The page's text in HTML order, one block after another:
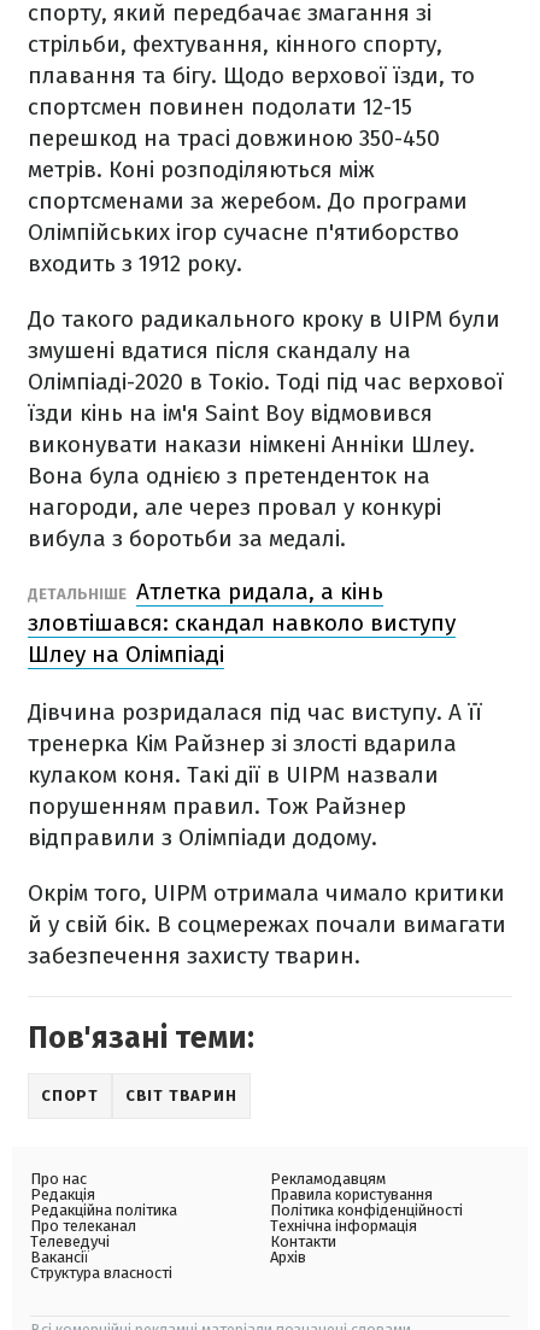
спорту, який передбачає змагання зі
стрільби, фехтування, кінного спорту,
плавання та бігу. Щодо верхової їзди, то
спортсмен повинен подолати 12-15
перешкод на трасі довжиною 350-450
метрів. Коні розподіляються між
спортсменами за жеребом. До програми
Олімпійських ігор сучасне п'ятиборство
входить з 1912 року.
До такого радикального кроку в UIPM були
змушені вдатися після скандалу на
Олімпіаді-2020 в Токіо. Тоді під час верхової
їзди кінь на ім'я Saint Boy відмовився
виконувати накази німкені Анніки Шлеу.
Вона була однією з претенденток на
нагороди, але через провал у конкурі
вибула з боротьби за медалі.
ДЕТАЛЬНІШЕ Атлетка ридала, а кінь
зловтішався: скандал навколо виступу
Шлеу на Олімпіаді
Дівчина розридалася під час виступу. А її
тренерка Кім Райзнер зі злості вдарила
кулаком коня. Такі дії в UIPM назвали
порушенням правил. Тож Райзнер
відправили з Олімпіади додому.
Окрім того, UIPM отримала чимало критики
й у свій бік. В соцмережах почали вимагати
забезпечення захисту тварин.
Пов'язані теми:
СПОРТ СВІТ ТВАРИН
Про нас
Редакція
Редакційна політика
Про телеканал
Телеведучі
Вакансії
Структура власності
Рекламодавцям
Правила користування
Політика конфіденційності
Технічна інформація
Контакти
Архів